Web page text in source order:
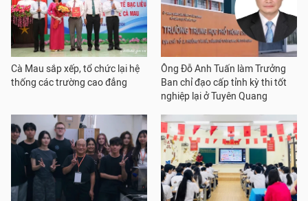
Cà Mau sắp xếp, tổ chức lại hệ
thống các trường cao đẳng
Ông Đỗ Anh Tuấn làm Trưởng
Ban chỉ đạo cấp tỉnh kỳ thi tốt
nghiệp lại ở Tuyên Quang